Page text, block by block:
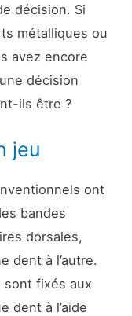
décision. Si
métalliques ou
avez encore
décision
ils être ?
jeu
ont
bandes
dorsales,
dent à l’autre.
sont fixés aux
dent à l’aide